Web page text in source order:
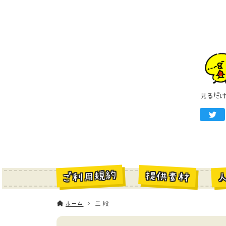
見るだ
ご利用規約 提供素材
ホーム 三段